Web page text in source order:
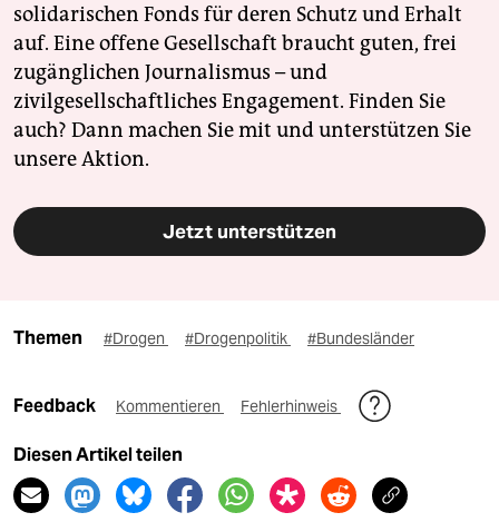
solidarischen Fonds für deren Schutz und Erhalt
auf. Eine offene Gesellschaft braucht guten, frei
zugänglichen Journalismus – und
zivilgesellschaftliches Engagement. Finden Sie
auch? Dann machen Sie mit und unterstützen Sie
unsere Aktion.
Jetzt unterstützen
Themen #Drogen #Drogenpolitik #Bundesländer
Feedback Kommentieren Fehlerhinweis
Diesen Artikel teilen